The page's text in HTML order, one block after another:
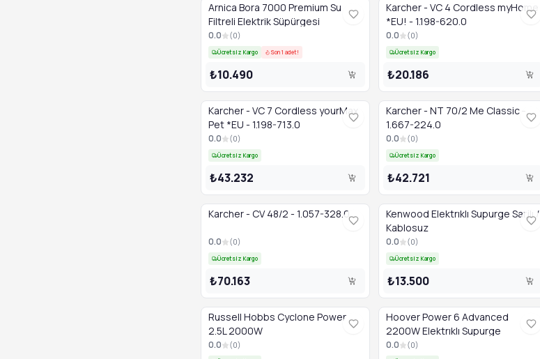
Arnica Bora 7000 Premium Su
Filtreli Elektrik Süpürgesi
0.0 (0)
Ücretsiz Kargo Son 1 adet!
₺10.490
Karcher - VC 4 Cordless myHome
*EU! - 1.198-620.0
0.0 (0)
Ücretsiz Kargo
₺20.186
Karcher - VC 7 Cordless yourMax
Pet *EU - 1.198-713.0
0.0 (0)
Ücretsiz Kargo
₺43.232
Karcher - NT 70/2 Me Classic -
1.667-224.0
0.0 (0)
Ücretsiz Kargo
₺42.721
Karcher - CV 48/2 - 1.057-328.0
0.0 (0)
Ücretsiz Kargo
₺70.163
Kenwood Elektrıklı Supurge Sarjlı /
Kablosuz
0.0 (0)
Ücretsiz Kargo
₺13.500
Russell Hobbs Cyclone Power
2.5L 2000W
0.0 (0)
Hoover Power 6 Advanced
2200W Elektrıklı Supurge
0.0 (0)